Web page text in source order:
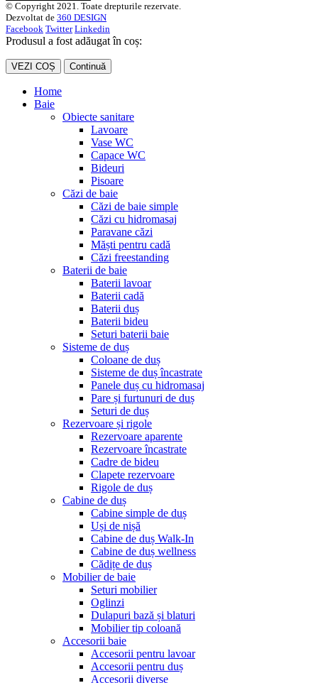
© Copyright 2021. Toate drepturile rezervate.
Dezvoltat de 360 DESIGN
Facebook Twitter Linkedin
Produsul a fost adăugat în coș:
VEZI COȘ Continuă
Home
Baie
Obiecte sanitare
Lavoare
Vase WC
Capace WC
Bideuri
Pisoare
Căzi de baie
Căzi de baie simple
Căzi cu hidromasaj
Paravane căzi
Măști pentru cadă
Căzi freestanding
Baterii de baie
Baterii lavoar
Baterii cadă
Baterii duș
Baterii bideu
Seturi baterii baie
Sisteme de duș
Coloane de duș
Sisteme de duș încastrate
Panele duș cu hidromasaj
Pare și furtunuri de duș
Seturi de duș
Rezervoare și rigole
Rezervoare aparente
Rezervoare încastrate
Cadre de bideu
Clapete rezervoare
Rigole de duș
Cabine de duș
Cabine simple de duș
Uși de nișă
Cabine de duș Walk-In
Cabine de duș wellness
Cădițe de duș
Mobilier de baie
Seturi mobilier
Oglinzi
Dulapuri bază și blaturi
Mobilier tip coloană
Accesorii baie
Accesorii pentru lavoar
Accesorii pentru duș
Accesorii diverse